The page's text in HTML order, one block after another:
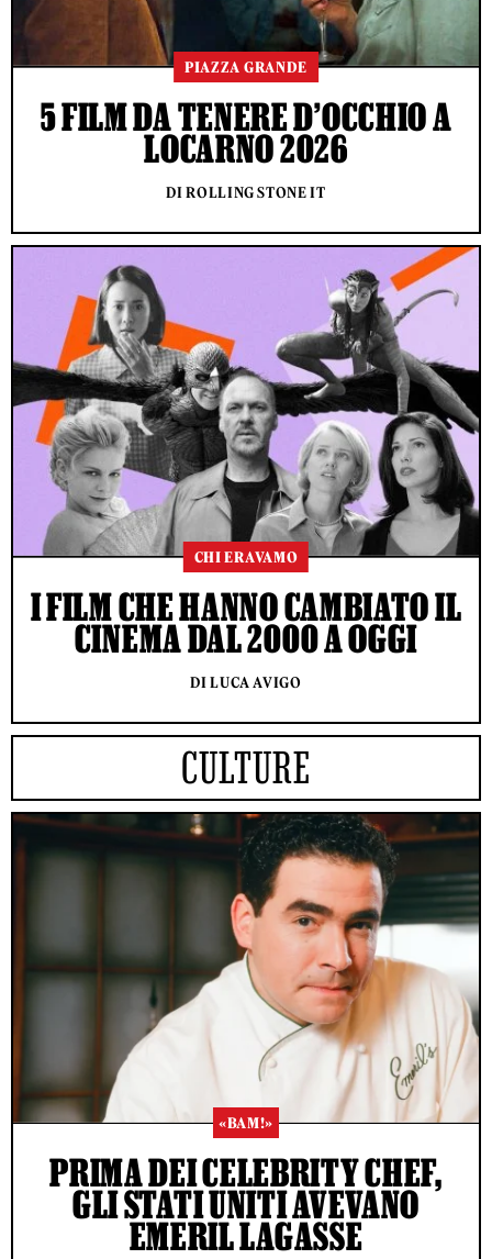
PIAZZA GRANDE
5 FILM DA TENERE D’OCCHIO A
LOCARNO 2026
DI ROLLING STONE IT
CHI ERAVAMO
I FILM CHE HANNO CAMBIATO IL
CINEMA DAL 2000 A OGGI
DI LUCA AVIGO
CULTURE
«BAM!»
PRIMA DEI CELEBRITY CHEF,
GLI STATI UNITI AVEVANO
EMERIL LAGASSE